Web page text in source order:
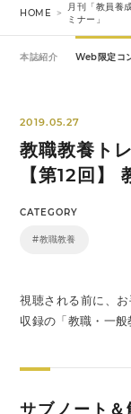
HOME
月刊「教員養
ミナー」
本誌紹介 Web限定コ
2019.05.27
教職教養ト
【第12回
CATEGORY
#教職教養
視聴される前に、
収録の「教職・一般
サブノート